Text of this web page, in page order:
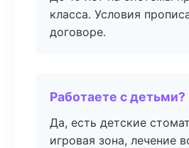
класса. Условия
договоре.
Работаете с детьми?
Да, есть детские
игровая зона, лечение